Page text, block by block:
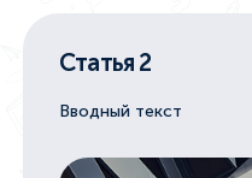
Статья 2
Вводный текст